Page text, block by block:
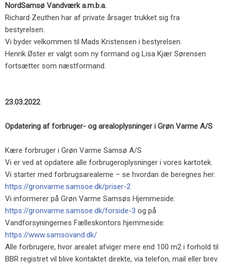
NordSamsø Vandværk a.m.b.a.
Richard Zeuthen har af private årsager trukket sig fra
bestyrelsen.
Vi byder velkommen til Mads Kristensen i bestyrelsen.
Henrik Øster er valgt som ny formand og Lisa Kjær Sørensen
fortsætter som næstformand.
23.03.2022
Opdatering af forbruger- og arealoplysninger i Grøn Varme A/S
Kære forbruger i Grøn Varme Samsø A/S
Vi er ved at opdatere alle forbrugeroplysninger i vores kartotek.
Vi starter med forbrugsarealerne – se hvordan de beregnes her:
https://gronvarme.samsoe.dk/priser-2
Vi informerer på Grøn Varme Samsøs Hjemmeside:
https://gronvarme.samsoe.dk/forside-3 og på
Vandforsyningernes Fælleskontors hjemmeside:
https://www.samsovand.dk/
Alle forbrugere, hvor arealet afviger mere end 100 m2 i forhold til
BBR registret vil blive kontaktet direkte, via telefon, mail eller brev.